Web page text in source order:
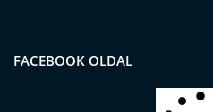
FACEBOOK OLDAL